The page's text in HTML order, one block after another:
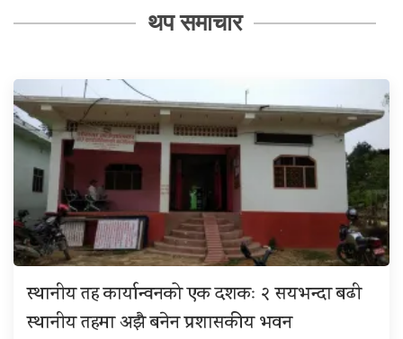
थप समाचार
स्थानीय तह कार्यान्वनको एक दशकः २ सयभन्दा बढी
स्थानीय तहमा अझै बनेन प्रशासकीय भवन